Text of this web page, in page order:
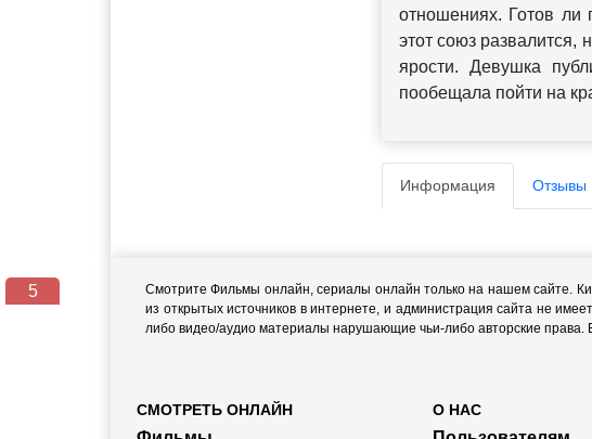
отношениях. Готов ли
этот союз
ярости. Девушка
пообещала пойти на
Информация Отзывы
Смотрите Фильмы онлайн, сериалы онлайн только на нашем сайте.
из открытых источников в интернете, и администрация сайта не
либо видео/аудио материалы нарушающие чьи-либо авторские
СМОТРЕТЬ ОНЛАЙН О НАС
4